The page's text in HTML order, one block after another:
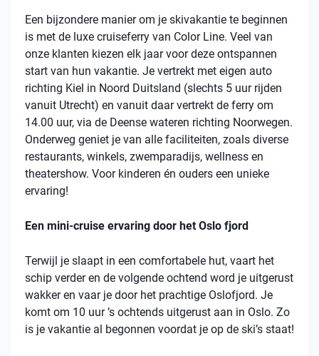
Een bijzondere manier om je skivakantie te beginnen
is met de luxe cruiseferry van Color Line. Veel van
onze klanten kiezen elk jaar voor deze ontspannen
start van hun vakantie. Je vertrekt met eigen auto
richting Kiel in Noord Duitsland (slechts 5 uur rijden
vanuit Utrecht) en vanuit daar vertrekt de ferry om
14.00 uur, via de Deense wateren richting Noorwegen.
Onderweg geniet je van alle faciliteiten, zoals diverse
restaurants, winkels, zwemparadijs, wellness en
theatershow. Voor kinderen én ouders een unieke
ervaring!
Een mini-cruise ervaring door het Oslo fjord
Terwijl je slaapt in een comfortabele hut, vaart het
schip verder en de volgende ochtend word je uitgerust
wakker en vaar je door het prachtige Oslofjord. Je
komt om 10 uur ’s ochtends uitgerust aan in Oslo. Zo
is je vakantie al begonnen voordat je op de ski’s staat!